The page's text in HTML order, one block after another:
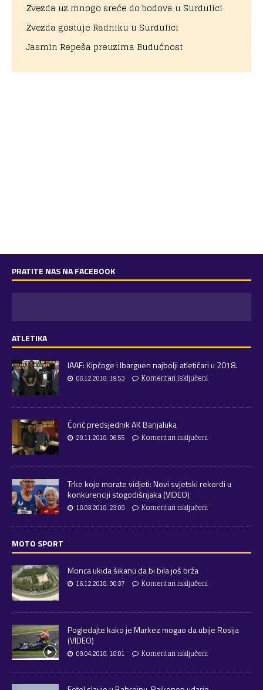
Zvezda uz mnogo sreće do bodova u Surdulici
Zvezda gostuje Radniku u Surdulici
Jasmin Repeša preuzima Budućnost
PRATITE NAS NA FACEBOOK
ATLETIKA
IAAF: Kipčoge i Ibarguen najbolji atletičari u 2018.
06.12.2018. 19:53 Komentari isključeni
Ćorić predsjednik AK Banjaluka
29.11.2018. 06:55 Komentari isključeni
Trke koje morate vidjeti: Novi svjetski rekordi u
konkurenciji stogodišnjaka (VIDEO)
18.03.2018. 23:09 Komentari isključeni
MOTO SPORT
Monca ukida šikanu da bi bila još brža
16.12.2018. 00:37 Komentari isključeni
Pogledajte kako je Markez mogao da ubije Rosija
(VIDEO)
09.04.2018. 18:01 Komentari isključeni